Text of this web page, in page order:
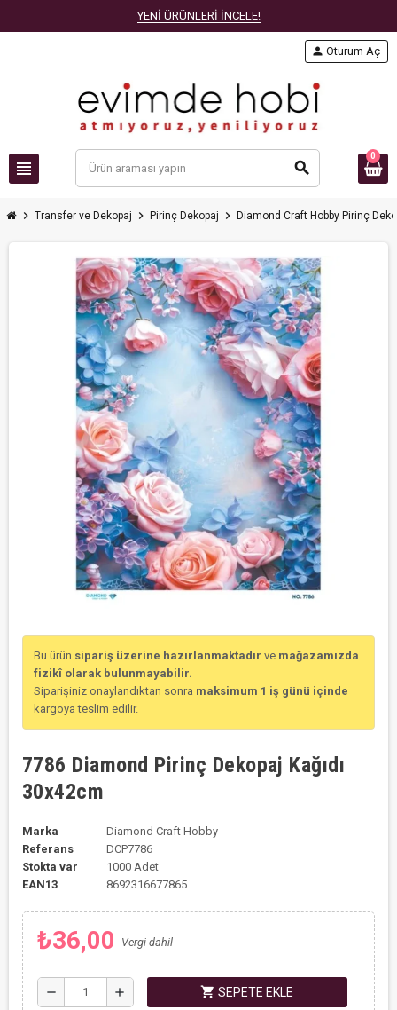
YENİ ÜRÜNLERİ İNCELE!
view_headline search
person Oturum Aç
0
chevron_right Transfer ve Dekopaj chevron_right Pirinç Dekopaj chevron_right Diamond Craft Hobby Pirinç
Bu ürün sipariş üzerine hazırlanmaktadır ve mağazamızda
fizikî olarak bulunmayabilir.
Siparişiniz onaylandıktan sonra maksimum 1 iş günü içinde
kargoya teslim edilir.
7786 Diamond Pirinç Dekopaj Kağıdı
30x42cm
Marka
Diamond Craft Hobby
Referans
DCP7786
Stokta var
1000 Adet
EAN13
8692316677865
₺36,00 Vergi dahil
remove add shopping_cart SEPETE EKLE